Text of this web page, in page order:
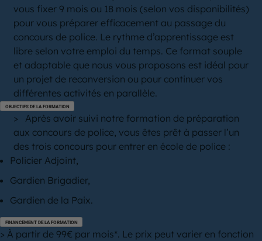
vous fixer 9 mois ou 18 mois (selon vos disponibilités)
pour vous préparer efficacement au passage du
concours de police. Le rythme d’apprentissage est
libre selon votre emploi du temps. Ce format souple
et adaptable que nous vous proposons est idéal pour
un projet de reconversion ou pour continuer vos
différentes activités en parallèle.
OBJECTIFS DE LA FORMATION
> Après avoir suivi notre formation de préparation
aux concours de police, vous êtes prêt à passer l’un
des trois concours pour entrer en école de police :
Policier Adjoint,
Gardien Brigadier,
Gardien de la Paix.
FINANCEMENT DE LA FORMATION
> À partir de 99€ par mois*. Le prix peut varier en fonction